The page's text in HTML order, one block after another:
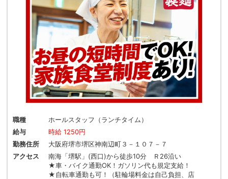
職種
ホールスタッフ（ランチタイム）
給与
時給 1250円
勤務住所
大阪府堺市堺区神南辺町３－１０７－７
アクセス
南海「堺駅」(西口)から徒歩10分 Ｒ26沿い
★車・バイク通勤OK！ガソリン代も規定支給！
★自転車通勤も可！（駐輪場料金は自己負担、店